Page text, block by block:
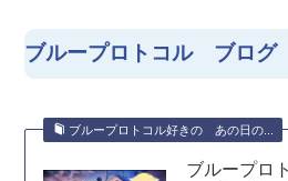
ブループロトコル ブログ
ブループロトコル好きの あの日の...
ブループロ